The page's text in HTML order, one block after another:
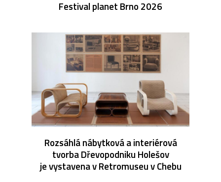
Festival planet Brno 2026
Rozsáhlá nábytková a interiérová
tvorba Dřevopodniku Holešov
je vystavena v Retromuseu v Chebu